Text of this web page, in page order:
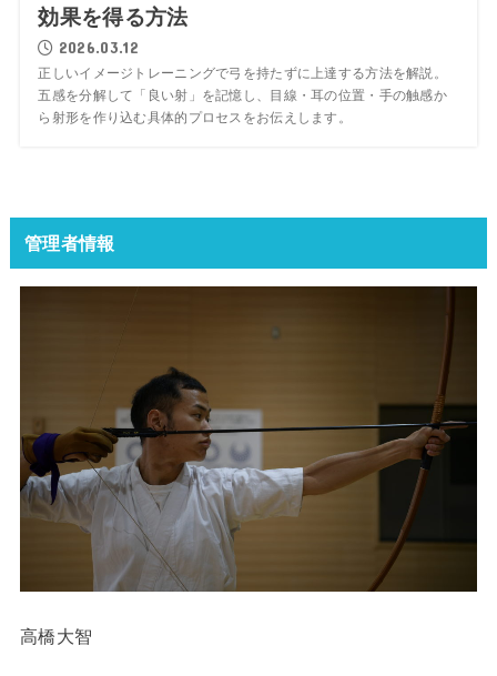
効果を得る方法
2026.03.12
正しいイメージトレーニングで弓を持たずに上達する方法を解説。
五感を分解して「良い射」を記憶し、目線・耳の位置・手の触感か
ら射形を作り込む具体的プロセスをお伝えします。
管理者情報
高橋大智